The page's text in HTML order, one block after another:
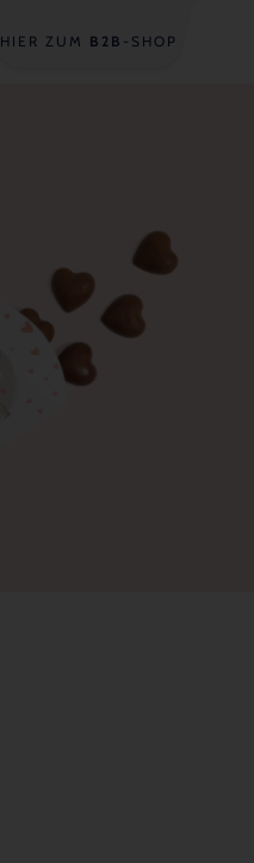
HIER ZUM B2B -SHOP